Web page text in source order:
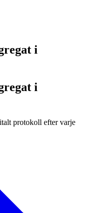
i
i
protokoll efter varje